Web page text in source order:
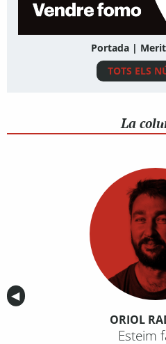
Portada |
TOTS ELS
La
Anterior
◀︎
ORIOL
Esteim